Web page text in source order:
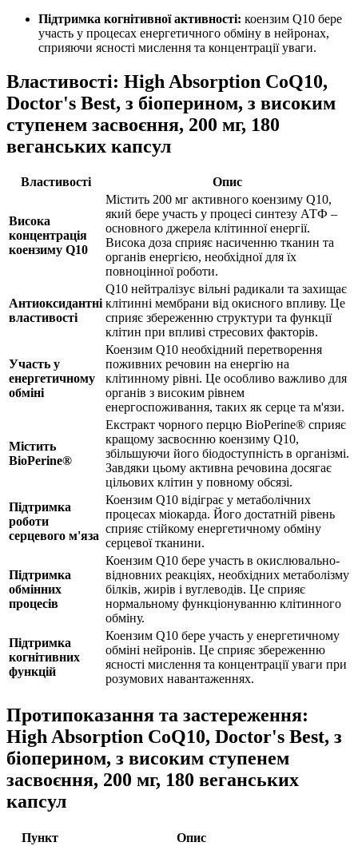
Підтримка когнітивної активності: коензим Q10 бере
участь у процесах енергетичного обміну в нейронах,
сприяючи ясності мислення та концентрації уваги.
Властивості: High Absorption CoQ10,
Doctor's Best, з біоперином, з високим
ступенем засвоєння, 200 мг, 180
веганських капсул
Властивості Опис
Висока
концентрація
коензиму Q10
Містить 200 мг активного коензиму Q10,
який бере участь у процесі синтезу АТФ –
основного джерела клітинної енергії.
Висока доза сприяє насиченню тканин та
органів енергією, необхідної для їх
повноцінної роботи.
Антиоксидантні
властивості
Q10 нейтралізує вільні радикали та захищає
клітинні мембрани від окисного впливу. Це
сприяє збереженню структури та функції
клітин при впливі стресових факторів.
Участь у
енергетичному
обміні
Коензим Q10 необхідний перетворення
поживних речовин на енергію на
клітинному рівні. Це особливо важливо для
органів з високим рівнем
енергоспоживання, таких як серце та м'язи.
Містить
BioPerine®
Екстракт чорного перцю BioPerine® сприяє
кращому засвоєнню коензиму Q10,
збільшуючи його біодоступність в організмі.
Завдяки цьому активна речовина досягає
цільових клітин у повному обсязі.
Підтримка
роботи
серцевого м'яза
Коензим Q10 відіграє у метаболічних
процесах міокарда. Його достатній рівень
сприяє стійкому енергетичному обміну
серцевої тканини.
Підтримка
обмінних
процесів
Коензим Q10 бере участь в окислювально-
відновних реакціях, необхідних метаболізму
білків, жирів і вуглеводів. Це сприяє
нормальному функціонуванню клітинного
обміну.
Підтримка
когнітивних
функцій
Коензим Q10 бере участь у енергетичному
обміні нейронів. Це сприяє збереженню
ясності мислення та концентрації уваги при
розумових навантаженнях.
Протипоказання та застереження:
High Absorption CoQ10, Doctor's Best, з
біоперином, з високим ступенем
засвоєння, 200 мг, 180 веганських
капсул
Пункт Опис